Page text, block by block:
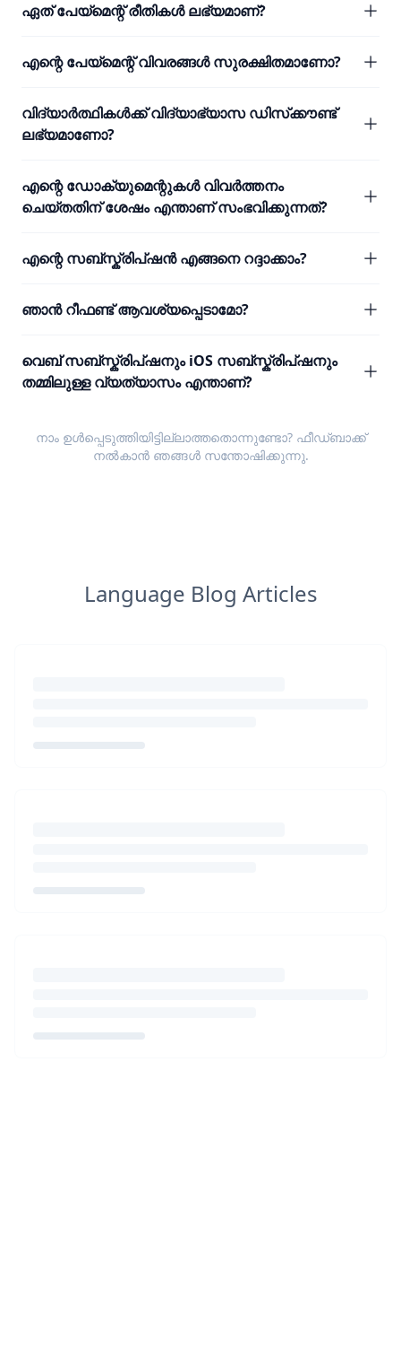
ഏത് പേയ്മെന്റ് രീതികൾ ലഭ്യമാണ്?
എന്റെ പേയ്മെന്റ് വിവരങ്ങൾ സുരക്ഷിതമാണോ?
വിദ്യാർത്ഥികൾക്ക് വിദ്യാഭ്യാസ ഡിസ്‌ക്കൗണ്ട്
ലഭ്യമാണോ?
എന്റെ ഡോക്യുമെന്റുകൾ വിവർത്തനം
ചെയ്തതിന് ശേഷം എന്താണ് സംഭവിക്കുന്നത്?
എന്റെ സബ്സ്ക്രിപ്ഷൻ എങ്ങനെ റദ്ദാക്കാം?
ഞാൻ റീഫണ്ട് ആവശ്യപ്പെടാമോ?
വെബ് സബ്സ്ക്രിപ്ഷനും iOS സബ്സ്ക്രിപ്ഷനും
തമ്മിലുള്ള വ്യത്യാസം എന്താണ്?
നാം ഉൾപ്പെടുത്തിയിട്ടില്ലാത്തതൊന്നുണ്ടോ? ഫീഡ്ബാക്ക്
നൽകാൻ ഞങ്ങൾ സന്തോഷിക്കുന്നു.
Language Blog Articles